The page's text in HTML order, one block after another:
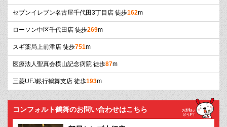
セブンイレブン名古屋千代田3丁目店 徒歩162m
ローソン中区千代田店 徒歩269m
スギ薬局上前津店 徒歩751m
医療法人聖真会横山記念病院 徒歩87m
三菱UFJ銀行鶴舞支店 徒歩193m
コンフォルト鶴舞のお問い合わせはこちら